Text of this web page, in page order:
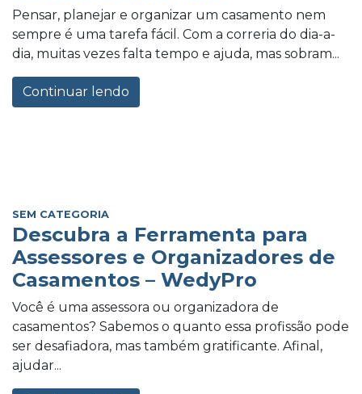
Pensar, planejar e organizar um casamento nem
sempre é uma tarefa fácil. Com a correria do dia-a-
dia, muitas vezes falta tempo e ajuda, mas sobram...
Continuar lendo
SEM CATEGORIA
Descubra a Ferramenta para
Assessores e Organizadores de
Casamentos – WedyPro
Você é uma assessora ou organizadora de
casamentos? Sabemos o quanto essa profissão pode
ser desafiadora, mas também gratificante. Afinal,
ajudar...